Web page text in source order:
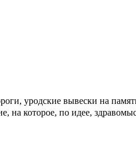
уродские вывески на
на которое, по идее,